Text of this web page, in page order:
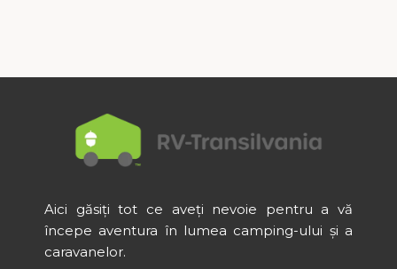
Aici găsiți tot ce aveți nevoie pentru a vă
începe aventura în lumea camping-ului și a
caravanelor.